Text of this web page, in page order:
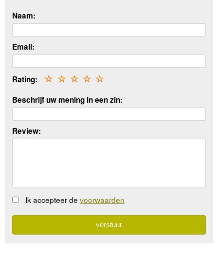
Naam:
Email:
Rating: ☆
☆
☆
☆
☆
Beschrijf uw mening in een zin:
Review:
Ik accepteer de voorwaarden